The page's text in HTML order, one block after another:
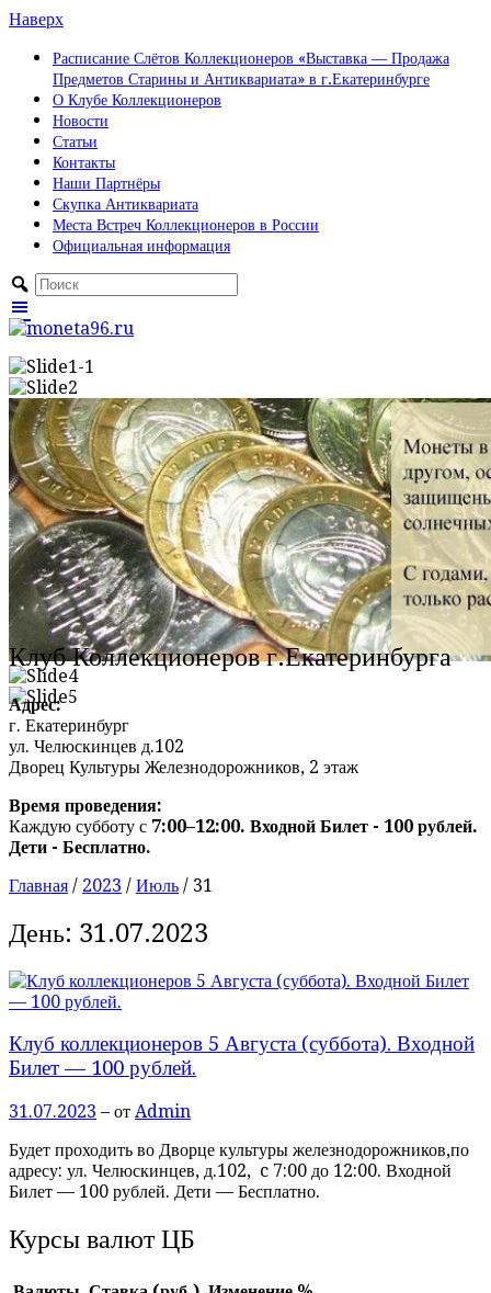
Наверх
Расписание Слётов Коллекционеров «Выставка — Продажа
Предметов Старины и Антиквариата» в г.Екатеринбурге
О Клубе Коллекционеров
Новости
Статьи
Контакты
Наши Партнёры
Скупка Антиквариата
Места Встреч Коллекционеров в России
Официальная информация
Клуб Коллекционеров г.Екатеринбурга
Адрес:
г. Екатеринбург
ул. Челюскинцев д.102
Дворец Культуры Железнодорожников, 2 этаж
Время проведения:
Каждую субботу с 7:00–12:00. Входной Билет - 100 рублей.
Дети - Бесплатно.
Главная / 2023 / Июль / 31
День: 31.07.2023
Клуб коллекционеров 5 Августа (суббота). Входной
Билет — 100 рублей.
31.07.2023 – от Admin
Будет проходить во Дворце культуры железнодорожников,по
адресу: ул. Челюскинцев, д.102, c 7:00 до 12:00. Входной
Билет — 100 рублей. Дети — Бесплатно.
Курсы валют ЦБ